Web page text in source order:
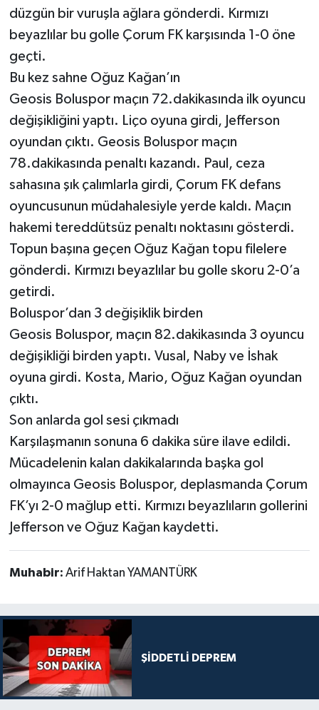
düzgün bir vuruşla ağlara gönderdi. Kırmızı
beyazlılar bu golle Çorum FK karşısında 1-0 öne
geçti.
Bu kez sahne Oğuz Kağan’ın
Geosis Boluspor maçın 72.dakikasında ilk oyuncu
değişikliğini yaptı. Liço oyuna girdi, Jefferson
oyundan çıktı. Geosis Boluspor maçın
78.dakikasında penaltı kazandı. Paul, ceza
sahasına şık çalımlarla girdi, Çorum FK defans
oyuncusunun müdahalesiyle yerde kaldı. Maçın
hakemi tereddütsüz penaltı noktasını gösterdi.
Topun başına geçen Oğuz Kağan topu filelere
gönderdi. Kırmızı beyazlılar bu golle skoru 2-0’a
getirdi.
Boluspor’dan 3 değişiklik birden
Geosis Boluspor, maçın 82.dakikasında 3 oyuncu
değişikliği birden yaptı. Vusal, Naby ve İshak
oyuna girdi. Kosta, Mario, Oğuz Kağan oyundan
çıktı.
Son anlarda gol sesi çıkmadı
Karşılaşmanın sonuna 6 dakika süre ilave edildi.
Mücadelenin kalan dakikalarında başka gol
olmayınca Geosis Boluspor, deplasmanda Çorum
FK’yı 2-0 mağlup etti. Kırmızı beyazlıların gollerini
Jefferson ve Oğuz Kağan kaydetti.
Muhabir: Arif Haktan YAMANTÜRK
ŞİDDETLİ DEPREM